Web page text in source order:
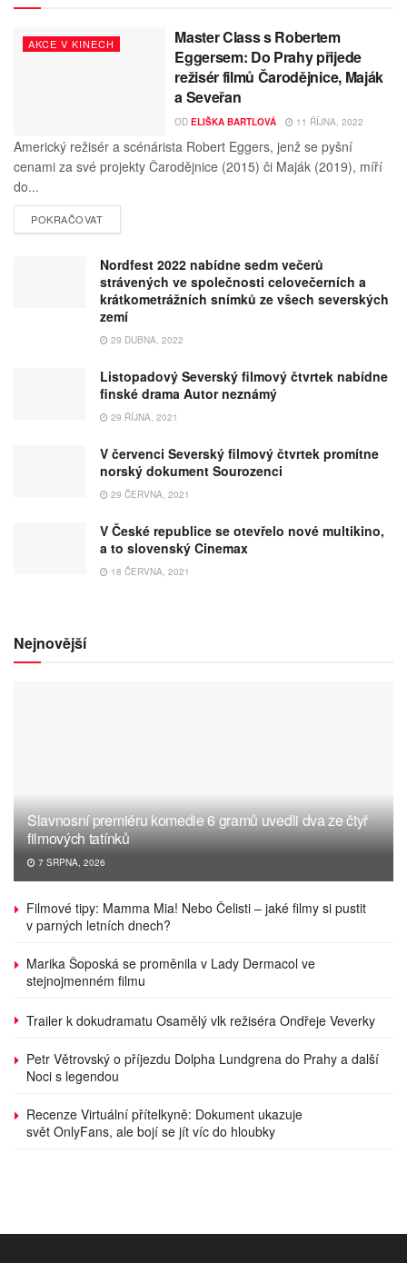
AKCE V KINECH
Master Class s Robertem
Eggersem: Do Prahy přijede
režisér filmů Čarodějnice, Maják
a Seveřan
OD ELIŠKA BARTLOVÁ 11 ŘÍJNA, 2022
Americký režisér a scénárista Robert Eggers, jenž se pyšní
cenami za své projekty Čarodějnice (2015) či Maják (2019), míří
do...
POKRAČOVAT
Nordfest 2022 nabídne sedm večerů
strávených ve společnosti celovečerních a
krátkometrážních snímků ze všech severských
zemí
29 DUBNA, 2022
Listopadový Severský filmový čtvrtek nabídne
finské drama Autor neznámý
29 ŘÍJNA, 2021
V červenci Severský filmový čtvrtek promítne
norský dokument Sourozenci
29 ČERVNA, 2021
V České republice se otevřelo nové multikino,
a to slovenský Cinemax
18 ČERVNA, 2021
Nejnovější
Slavnosní premiéru komedie 6 gramů uvedli dva ze čtyř
filmových tatínků
7 SRPNA, 2026
Filmové tipy: Mamma Mia! Nebo Čelisti – jaké filmy si pustit
v parných letních dnech?
Marika Šoposká se proměnila v Lady Dermacol ve
stejnojmenném filmu
Trailer k dokudramatu Osamělý vlk režiséra Ondřeje Veverky
Petr Větrovský o příjezdu Dolpha Lundgrena do Prahy a další
Noci s legendou
Recenze Virtuální přítelkyně: Dokument ukazuje
svět OnlyFans, ale bojí se jít víc do hloubky